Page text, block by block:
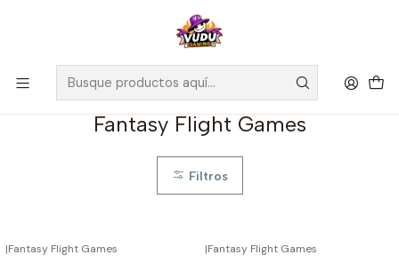
🚀 ¡Despachamos a todo Chile! Envío GRATIS a Regiones sobre
$100.000 y a RM sobre $35.000
Inicio Preventas Fantasy Flight Games
Fantasy Flight Games
Filtros
NO DISPONIBLE
|Fantasy Flight Games NO DISPONIBLE
|Fantasy Flight Games